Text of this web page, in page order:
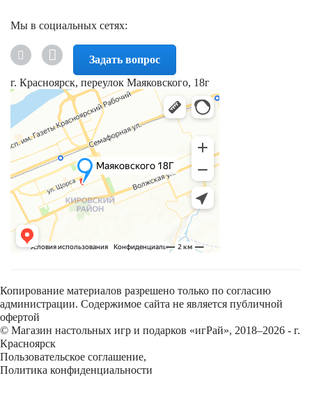
Мы в социальных сетях:
Задать вопрос
г. Красноярск, переулок Маяковского, 18г
Копирование материалов разрешено только по согласию
администрации. Содержимое сайта не является публичной
офертой
© Магазин настольных игр и подарков «игРай», 2018–2026 - г.
Красноярск
Пользовательское соглашение,
Политика конфиденциальности